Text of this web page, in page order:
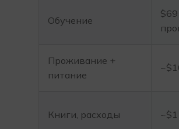
Обучение
$69
Проживание +
питание
Книги, расходы